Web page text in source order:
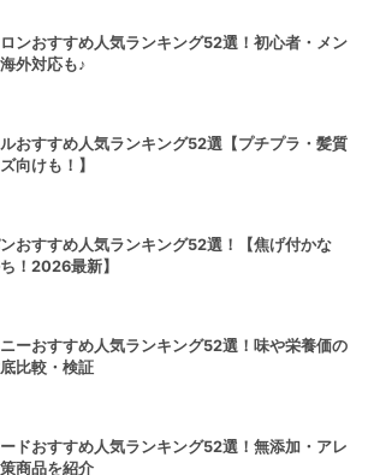
ンおすすめ人気ランキング52選！初心者・メン
外対応も♪
おすすめ人気ランキング52選【プチプラ・髪質
向けも！】
おすすめ人気ランキング52選！【焦げ付かな
！2026最新】
ーおすすめ人気ランキング52選！味や栄養価の
比較・検証
ードおすすめ人気ランキング52選！無添加・アレ
商品を紹介